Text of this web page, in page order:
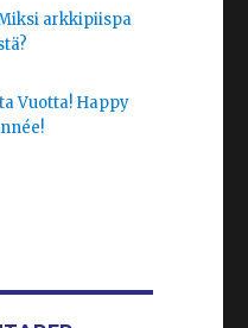
arkkipiispa
Vuotta! Happy